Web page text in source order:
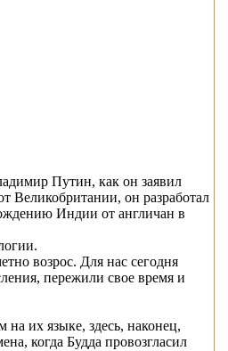
Путин, как он заявил
Великобритании, он разработал
Индии от англичан в
возрос. Для нас сегодня
пережили свое время и
их языке, здесь, наконец,
когда Будда провозгласил